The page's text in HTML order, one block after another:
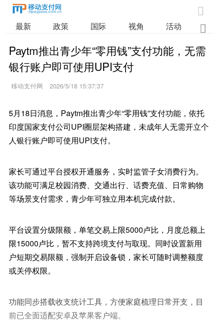

最新 政策 国际 视角 活动 业

Paytm推出青少年“零用钱”支付功能，无需
银行账户即可使用UPI支付
移动支付网 2026/5/18 15:37:37
5月18日消息，Paytm推出青少年“零用钱”支付功能，依托
印度国家支付公司UPI圈层架构搭建，未成年人无需开立个
人银行账户即可使用UPI支付。
家长可通过平台授权开通服务，实时监管子女消费行为。
该功能可满足校园消费、交通出行、话费充值、日常购物
等场景支付需求，青少年可独立用本机完成付款。
平台设置分级限额，单笔交易上限5000卢比，月度总额上
限15000卢比，暂不支持跨境支付与取现。同时设置新用
户短期交易限额，强制开启设备锁，家长可随时调整额度
或关停权限。
功能同步搭载收支统计工具，方便家庭梳理日常开支，目
前已全面适配安卓及苹果客户端。